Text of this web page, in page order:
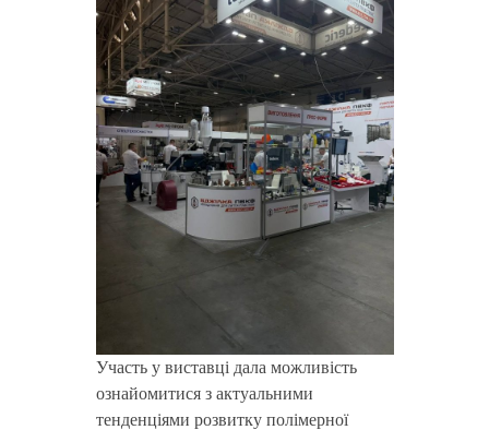
Участь у виставці дала можливість
ознайомитися з актуальними
тенденціями розвитку полімерної